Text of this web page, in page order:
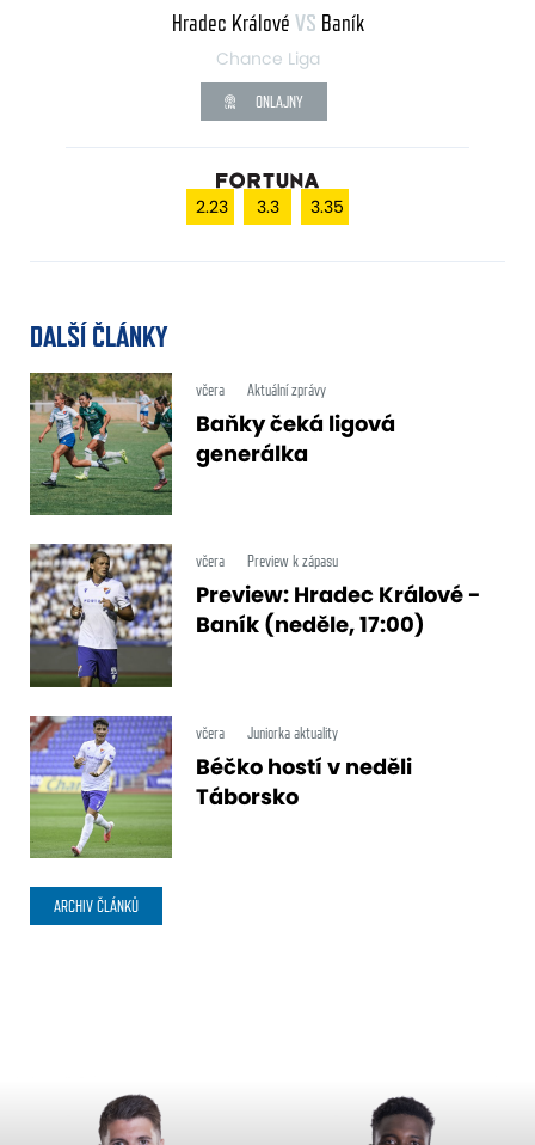
Hradec Králové VS Baník
Chance Liga
ONLAJNY
2.23 3.3 3.35
DALŠÍ ČLÁNKY
včera Aktuální zprávy
Baňky čeká ligová
generálka
včera Preview k zápasu
Preview: Hradec Králové -
Baník (neděle, 17:00)
včera Juniorka aktuality
Béčko hostí v neděli
Táborsko
ARCHIV ČLÁNKŮ